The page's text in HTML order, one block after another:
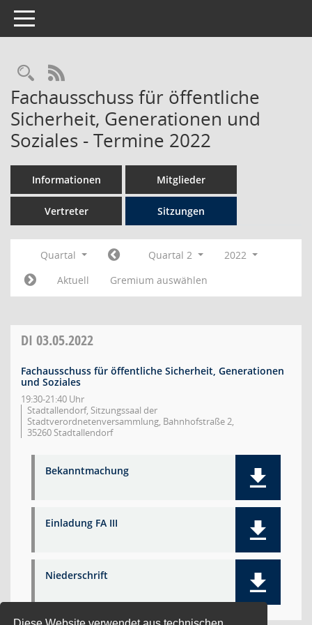
Toggle navigation
Rechercheauswahl
RSS-Feed
Fachausschuss für öffentliche
Sicherheit, Generationen und
Soziales - Termine 2022
Informationen Mitglieder
Vertreter Sitzungen
Quartal Quartal 2
2022
Aktuell
Gremium auswählen
DI 03.05.2022
Fachausschuss für öffentliche Sicherheit, Generationen
und Soziales
19:30-21:40 Uhr
Stadtallendorf, Sitzungssaal der
Stadtverordnetenversammlung, Bahnhofstraße 2,
35260 Stadtallendorf
Bekanntmachung
Einladung FA III
Niederschrift